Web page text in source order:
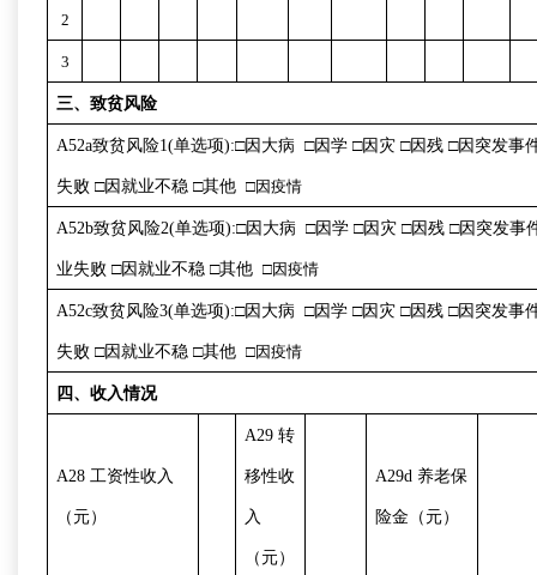
2
3
三、致贫风险
A52a致贫风险1(单选项):□因大病□因学□因灾□因残□因突发事
失败□因就业不稳□其他 □因疫情
A52b致贫风险2(单选项):□因大病□因学□因灾□因残□因突发事
业失败□因就业不稳□其他 □因疫情
A52c致贫风险3(单选项):□因大病□因学□因灾□因残□因突发事
失败□因就业不稳□其他 □因疫情
四、收入情况
A28 工资性收入
（元）
A29转
移性收
入
（元）
A29d 养老保
险金（元）